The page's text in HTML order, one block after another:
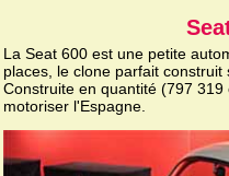
La Seat 600 est une petite
places, le clone parfait
Construite en quantité (797
motoriser l'Espagne.